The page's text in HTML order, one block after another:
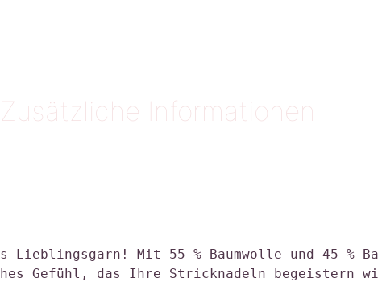
Zusätzliche Informationen
Lieblingsgarn! Mit 55 % Baumwolle und 45 %
Gefühl, das Ihre Stricknadeln begeistern